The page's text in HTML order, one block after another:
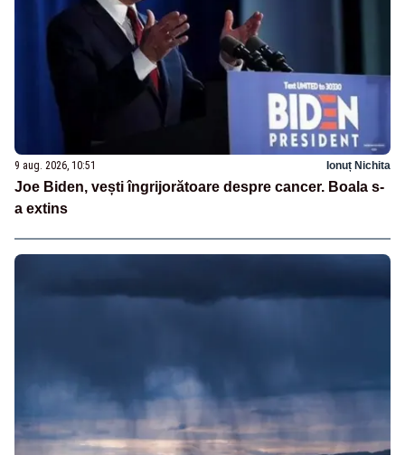
9 aug. 2026, 10:51 Ionuț Nichita
Joe Biden, vești îngrijorătoare despre cancer. Boala s-
a extins